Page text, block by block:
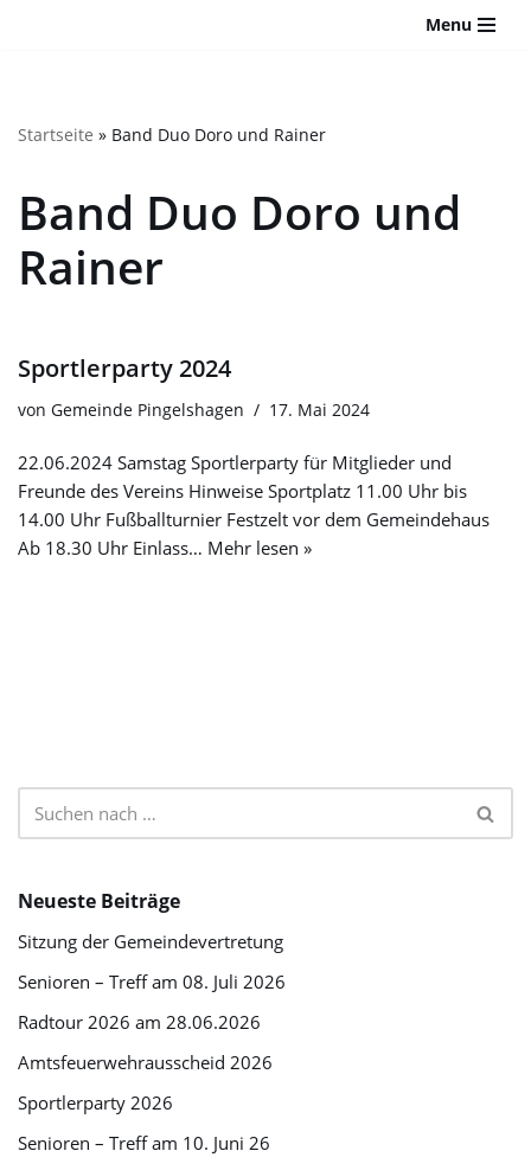
Website
Barrierefreiheitssystem.
Menu
Startseite » Band Duo Doro und Rainer
Band Duo Doro und
Rainer
Sportlerparty 2024
von Gemeinde Pingelshagen 17. Mai 2024
22.06.2024 Samstag Sportlerparty für Mitglieder und
Freunde des Vereins Hinweise Sportplatz 11.00 Uhr bis
14.00 Uhr Fußballturnier Festzelt vor dem Gemeindehaus
Ab 18.30 Uhr Einlass… Mehr lesen »
Neueste Beiträge
Sitzung der Gemeindevertretung
Senioren – Treff am 08. Juli 2026
Radtour 2026 am 28.06.2026
Amtsfeuerwehrausscheid 2026
Sportlerparty 2026
Senioren – Treff am 10. Juni 26